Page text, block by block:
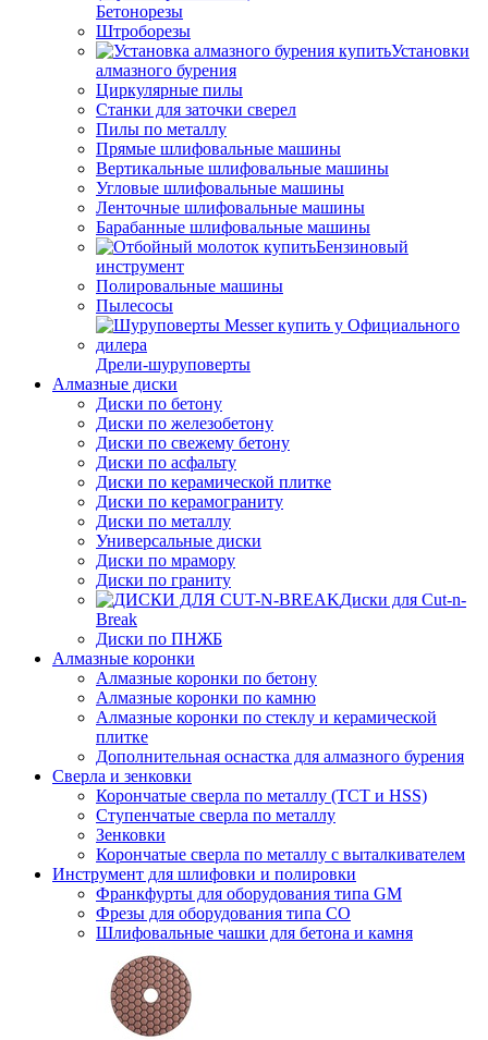
Бетонорезы
Штроборезы
Установки
алмазного бурения
Циркулярные пилы
Станки для заточки сверел
Пилы по металлу
Прямые шлифовальные машины
Вертикальные шлифовальные машины
Угловые шлифовальные машины
Ленточные шлифовальные машины
Барабанные шлифовальные машины
Бензиновый
инструмент
Полировальные машины
Пылесосы
Дрели-шуруповерты
Алмазные диски
Диски по бетону
Диски по железобетону
Диски по свежему бетону
Диски по асфальту
Диски по керамической плитке
Диски по керамограниту
Диски по металлу
Универсальные диски
Диски по мрамору
Диски по граниту
Диски для Cut-n-
Break
Диски по ПНЖБ
Алмазные коронки
Алмазные коронки по бетону
Алмазные коронки по камню
Алмазные коронки по стеклу и керамической
плитке
Дополнительная оснастка для алмазного бурения
Сверла и зенковки
Корончатые сверла по металлу (TCT и HSS)
Ступенчатые сверла по металлу
Зенковки
Корончатые сверла по металлу c выталкивателем
Инструмент для шлифовки и полировки
Франкфурты для оборудования типа GM
Фрезы для оборудования типа СО
Шлифовальные чашки для бетона и камня